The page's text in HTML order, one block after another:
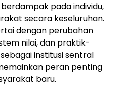
pada individu,
secara keseluruhan.
dengan perubahan
nilai, dan praktik-
institusi sentral
peran penting
baru.